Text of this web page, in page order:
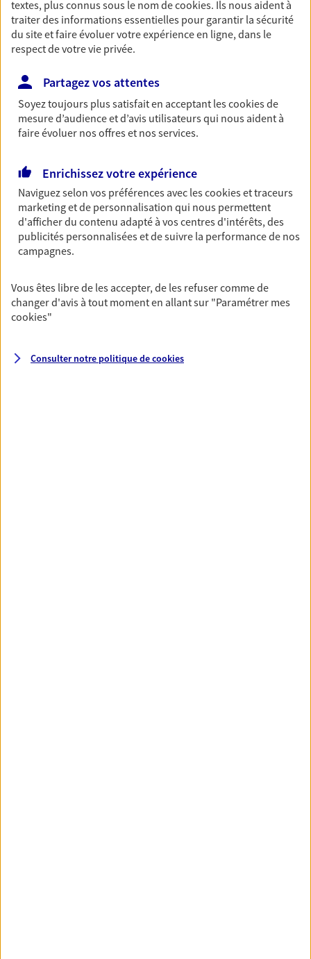
du monde… Épargnez à votre rythme et
simplement, selon votre profil.
Découvrir les offres Épargne
Retraite
Préparez sereinement ce nouveau chapitre de
votre vie avec les conseils d'un expert. Découvrez
notre solution PER (Plan Epargne Retraite)
Découvrir l'offre Retraite
Prévoyance
Pour un avenir serein, assurez-vous avec notre
contrat prévoyance. Préservez vos proches en cas
garanties incapacité temporaire totale de travail,
invalidité ou de décès.
textes, plus connus sous le nom decookies. Ils nous aident à
traiter des informations essentielles pour garantir la sécurité
du site et faire évoluer votre expérience en ligne, dans le
respect de votre vie privée.
Partagez vos attentes
Soyez toujours plus satisfait en acceptant lescookiesde
mesure d’audience et d’avis utilisateurs qui nous aident à
faire évoluer nos offres et nos services.
Enrichissez votre expérience
Naviguez selon vos préférences avec lescookies et traceurs
marketing et de personnalisation qui nous permettent
d'afficher du contenu adapté à vos centres d'intérêts, des
publicités personnalisées et de suivre la performance de nos
campagnes.
Vous êtes libre de les accepter, de les refuser comme de
changer d'avis à tout moment en allant sur "Paramétrer mes
cookies"
Consulter notre politique decookies